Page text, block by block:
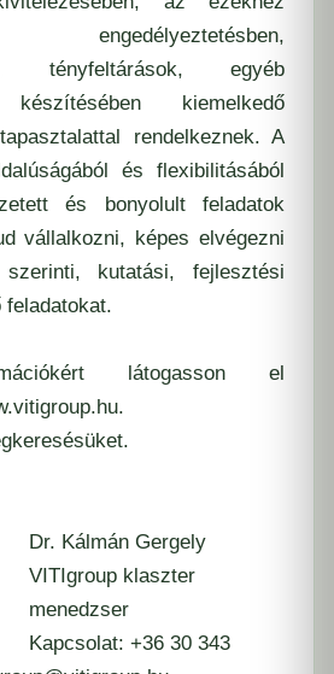
tényfeltárások, egyéb
készítésében kiemelkedő
rendelkeznek. A
és flexibilitásából
és bonyolult feladatok
vállalkozni, képes elvégezni
kutatási, fejlesztési
feladatokat.
látogasson el
Dr. Kálmán Gergely
VITIgroup klaszter
menedzser
Kapcsolat: +36 30 343